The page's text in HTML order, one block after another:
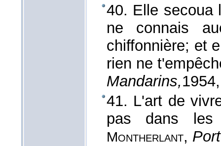
40. Elle secoua
ne connais
chiffonnière; et
rien ne
Mandarins,1954
41. L'art de
pas dans les
Montherlant,